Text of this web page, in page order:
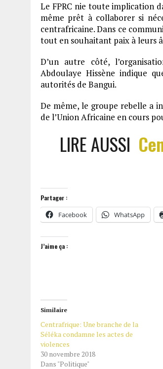
Le FPRC nie toute implication
même prêt à collaborer si
centrafricaine. Dans ce
tout en souhaitant paix à leurs
D’un autre côté,
Abdoulaye Hissène indique
autorités de Bangui.
De même, le groupe rebelle a
de l’Union Africaine en cours
LIRE AUSSI
Partager :
Facebook WhatsApp
J’aime ça :
Similaire
Centrafrique: Une branche de la
Séléka condamne les actes de
violences
30 novembre 2018
Dans "Politique"